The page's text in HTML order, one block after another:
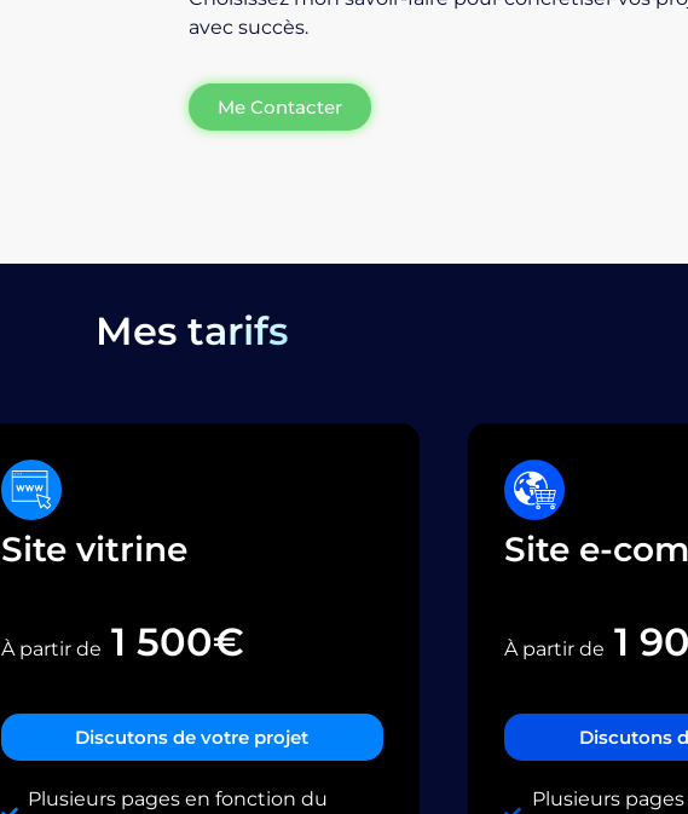
avec succès.
Me Contacter
Mestarifs
Site vitrine
À partir de 1 500€
Discutons de votre projet
Plusieurs pages en fonction du
Site e-
À partir de 1
Discutons
Plusieurs